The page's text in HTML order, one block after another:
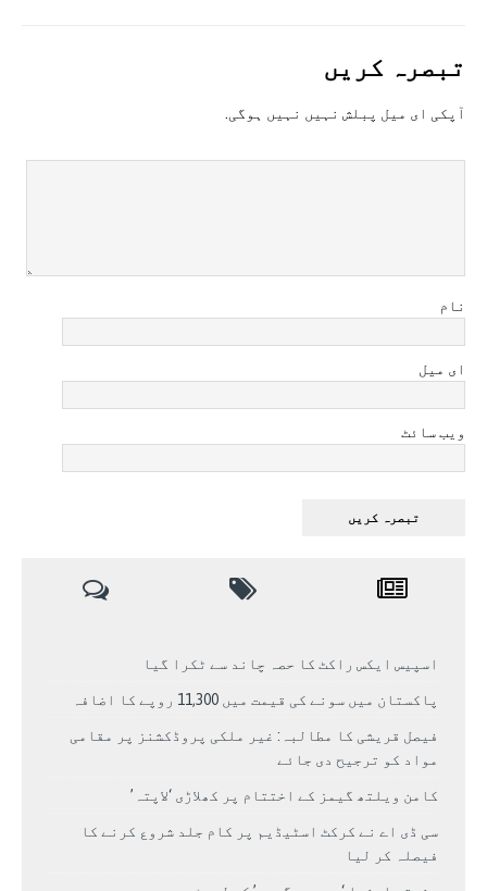
تبصرہ کريں
آپکی ای ميل پبلش نہيں نہيں ہوگی.
نام
ای میل
ویب سائٹ
اسپیس ایکس راکٹ کا حصہ چاند سے ٹکرا گیا
پاکستان میں سونے کی قیمت میں 11,300 روپے کا اضافہ
فیصل قریشی کا مطالبہ: غیر ملکی پروڈکشنز پر مقامی
مواد کو ترجیح دی جائے
کامن ویلتھ گیمز کے اختتام پر کھلاڑی ‘لاپتہ’
سی ڈی اے نے کرکٹ اسٹیڈیم پر کام جلد شروع کرنے کا
فیصلہ کر لیا